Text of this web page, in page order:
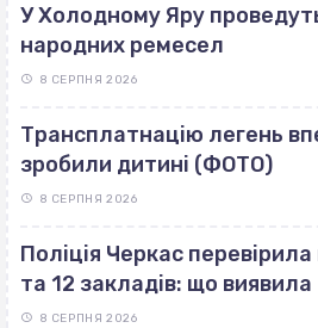
У Холодному Яру
народних ремесел
8 СЕРПНЯ 2026
Трансплатнацію легень
зробили дитині (ФОТО)
8 СЕРПНЯ 2026
Поліція Черкас
та 12 закладів: що виявила
8 СЕРПНЯ 2026